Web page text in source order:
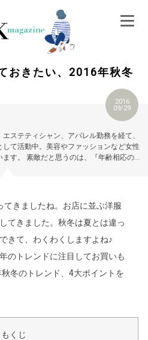
おきたい、2016年秋冬
2016
09/29
ステティシャン、アパレル勤務を経て、
て活動中。美容やファッションなど女性
す。
素敵だと思うのは、『年齢相応の美
きましたね。お店に並ぶ洋服
てきました。秋冬は夏とは違っ
きて、わくわくしますよね♪
のトレンドに注目してお買いも
冬のトレンド、4大ポイントを
もくじ